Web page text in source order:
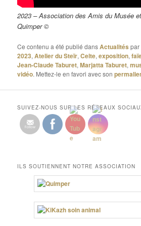
2023 – Association des Amis du Musée
Quimper ©
Ce contenu a été publié dansActualités par
2023,Atelier du Steïr,Celte,exposition,
Jean-Claude Taburet,Marjatta Taburet,
vidéo. Mettez-le en favori avec son
SUIVEZ-NOUS SUR LES RÉSEAUX
ILS SOUTIENNENT NOTRE ASSOCIATION